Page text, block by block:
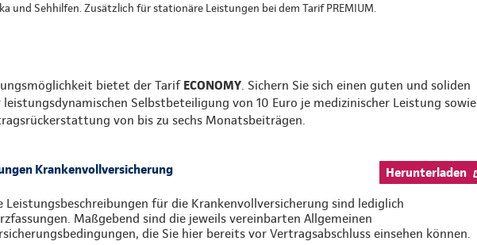
und Sehhilfen. Zusätzlich für stationäre Leistungen bei dem Tarif PREMIUM.
bietet der Tarif ECONOMY. Sichern Sie sich einen guten und soliden
Selbstbeteiligung von 10 Euro je medizinischer Leistung sowie
von bis zu sechs Monatsbeiträgen.
Krankenvollversicherung Herunterladen
Leistungsbeschreibungen für die Krankenvollversicherung sind lediglich
Maßgebend sind die jeweils vereinbarten Allgemeinen
die Sie hier bereits vor Vertragsabschluss einsehen können.